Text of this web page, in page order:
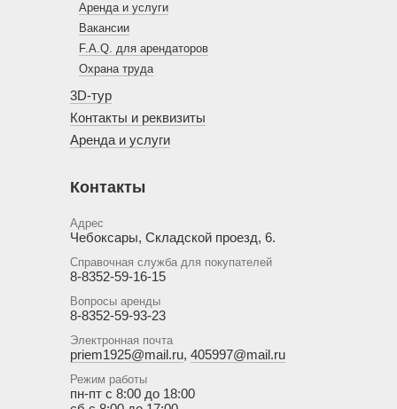
Аренда и услуги
Вакансии
F.A.Q. для арендаторов
Охрана труда
3D-тур
Контакты и реквизиты
Аренда и услуги
Контакты
Адрес
Чебоксары, Складской проезд, 6.
Справочная служба для покупателей
8-8352-59-16-15
Вопросы аренды
8-8352-59-93-23
Электронная почта
priem1925@mail.ru, 405997@mail.ru
Режим работы
пн-пт с 8:00 до 18:00